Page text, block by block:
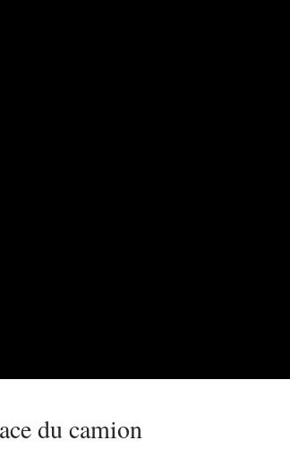
du camion